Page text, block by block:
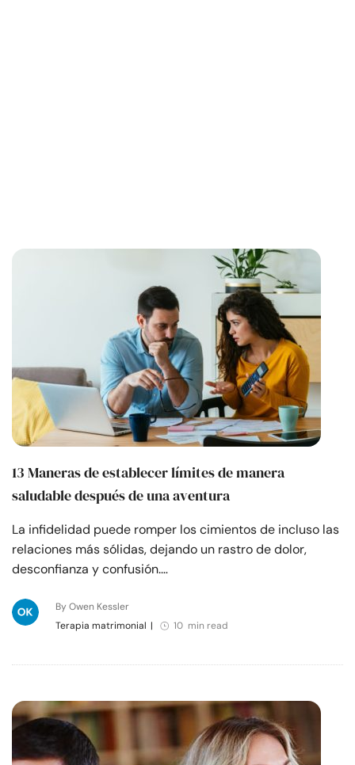
13 Maneras de establecer límites de manera
saludable después de una aventura
La infidelidad puede romper los cimientos de incluso las
relaciones más sólidas, dejando un rastro de dolor,
desconfianza y confusión.…
By Owen Kessler
Terapia matrimonial | 10 min read